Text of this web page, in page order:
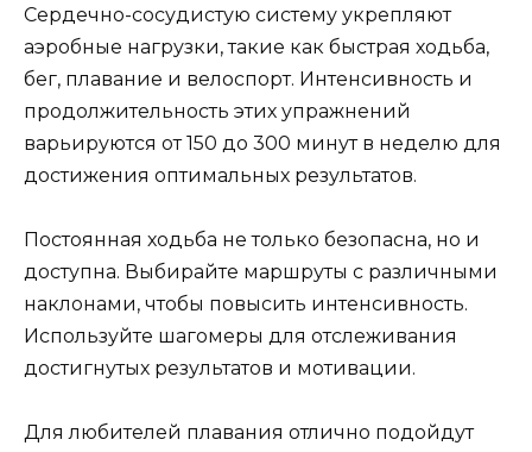
Сердечно-сосудистую систему укрепляют
аэробные нагрузки, такие как быстрая ходьба,
бег, плавание и велоспорт. Интенсивность и
продолжительность этих упражнений
варьируются от 150 до 300 минут в неделю для
достижения оптимальных результатов.
Постоянная ходьба не только безопасна, но и
доступна. Выбирайте маршруты с различными
наклонами, чтобы повысить интенсивность.
Используйте шагомеры для отслеживания
достигнутых результатов и мотивации.
Для любителей плавания отлично подойдут